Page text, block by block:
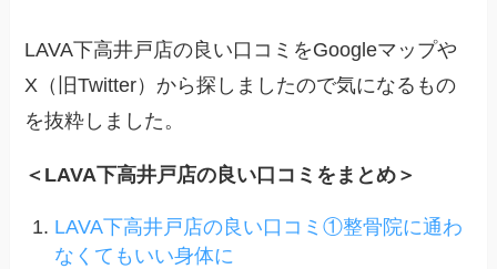
LAVA下高井戸店の良い口コミをGoogleマップや
X（旧Twitter）から探しましたので気になるもの
を抜粋しました。
＜LAVA下高井戸店の良い口コミをまとめ＞
LAVA下高井戸店の良い口コミ①整骨院に通わ
なくてもいい身体に